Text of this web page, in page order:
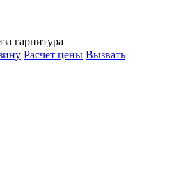
гарнитура
Расчет цены Вызвать